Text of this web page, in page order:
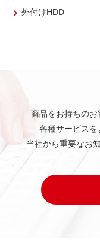
外付けHDD
商品をお持ちのお
各種サービスを
当社から重要なお